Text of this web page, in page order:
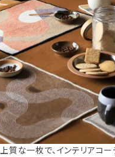
質な一枚で、インテリアコー